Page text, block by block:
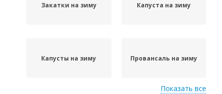
Закатки на зиму Капуста на зиму
Капусты на зиму Провансаль на зиму
Показать все